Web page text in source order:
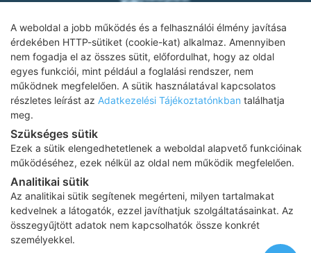
A weboldal a jobb működés és a felhasználói élmény javítása
érdekében HTTP-sütiket (cookie-kat) alkalmaz. Amennyiben
nem fogadja el az összes sütit, előfordulhat, hogy az oldal
egyes funkciói, mint például a foglalási rendszer, nem
működnek megfelelően. A sütik használatával kapcsolatos
részletes leírást az Adatkezelési Tájékoztatónkban találhatja
meg.
Szükséges sütik
Ezek a sütik elengedhetetlenek a weboldal alapvető funkcióinak
működéséhez, ezek nélkül az oldal nem működik megfelelően.
Analitikai sütik
Az analitikai sütik segítenek megérteni, milyen tartalmakat
kedvelnek a látogatók, ezzel javíthatjuk szolgáltatásainkat. Az
összegyűjtött adatok nem kapcsolhatók össze konkrét
személyekkel.
Adatkezelési tájékoztató
Impresszum
Karrier
Az oldalon feltüntetett árak az ÁFÁ-t tartalmazzák!
A képek a Shutterstock.com és a Canva.com
licence alapján
kerültek felhasználásra.
Copyright 2026 © Prima Medica Egészségközpontok . Minden jog